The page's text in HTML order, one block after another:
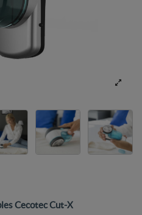
Cecotec Cut-X